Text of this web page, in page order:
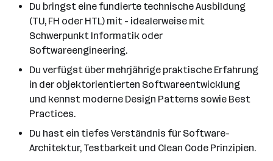
Du bringst eine fundierte technische Ausbildung
(TU, FH oder HTL) mit - idealerweise mit
Schwerpunkt Informatik oder
Softwareengineering.
Du verfügst über mehrjährige praktische Erfahrung
in der objektorientierten Softwareentwicklung
und kennst moderne Design Patterns sowie Best
Practices.
Du hast ein tiefes Verständnis für Software-
Architektur, Testbarkeit und Clean Code Prinzipien.